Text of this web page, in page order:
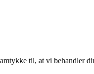
til, at vi behandler